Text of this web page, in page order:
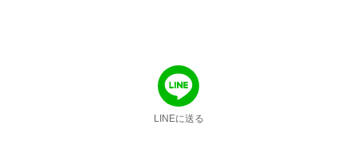
LINEに送る